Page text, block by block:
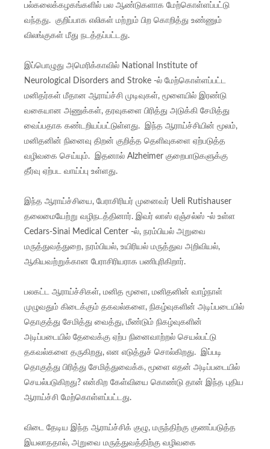
பல்கலைக்கழகங்களில் பல ஆண்டுகளாக மேற்கொள்ளப்பட்டு
வந்தது. குறிப்பாக எலிகள் மற்றும் பிற கொறித்து உண்ணும்
விலங்குகள் மீது நடத்தப்பட்டது.
இப்பொழுது அமெரிக்காவில் National Institute of
Neurological Disorders and Stroke -ல் மேற்கொள்ளப்பட்ட
மனிதர்கள் மீதான ஆராய்ச்சி முடிவுகள், மூளையில் இரண்டு
வகையான அணுக்கள், தரவுகளை பிரித்து அடுக்கி சேமித்து
வைப்பதாக கண்டறியப்பட்டுள்ளது. இந்த ஆராய்ச்சியின் மூலம்,
மனிதனின் நினைவு திறன் குறித்த தெளிவுகளை ஏற்படுத்த
வழிவகை செய்யும். இதனால் Alzheimer குறைபாடுகளுக்கு
தீர்வு ஏற்பட வாய்ப்பு உள்ளது.
இந்த ஆராய்ச்சியை, பேராசிரியர் முனைவர் Ueli Rutishauser
தலைமையேற்று வழிநடத்தினார். இவர் லாஸ் ஏஞ்சல்ஸ் -ல் உள்ள
Cedars-Sinai Medical Center -ல், நரம்பியல் அறுவை
மருத்துவத்துறை, நரம்பியல், உயிரியல் மருத்துவ அறிவியல்,
ஆகியவற்றுக்கான பேராசிரியராக பணிபுரிகிறார்.
பலகட்ட ஆராய்ச்சிகள், மனித மூளை, மனிதனின் வாழ்நாள்
முழுவதும் கிடைக்கும் தகவல்களை, நிகழ்வுகளின் அடிப்படையில்
தொகுத்து சேமித்து வைத்து, மீண்டும் நிகழ்வுகளின்
அடிப்படையில் தேவைக்கு ஏற்ப நினைவாற்றல் செயல்பட்டு
தகவல்களை தருகிறது, என எடுத்துச் சொல்கிறது. இப்படி
தொகுத்து பிரித்து சேமித்துவைக்க, மூளை எதன் அடிப்படையில்
செயல்படுகிறது? என்கிற கேள்வியை கொண்டு தான் இந்த புதிய
ஆராய்ச்சி மேற்கொள்ளப்பட்டது.
விடை தேடிய இந்த ஆராய்ச்சிக் குழு, மருந்திற்கு குணப்படுத்த
இயலாததால், அறுவை மருத்துவத்திற்கு வழிவகை